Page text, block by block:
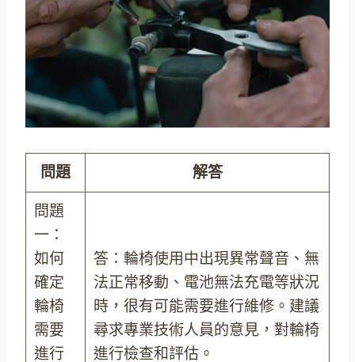
問題 解答
問題
一：
如何
確定
輪椅
需要
進行
答：輪椅使用中出現異常聲音、無
法正常移動、電池無法充電等狀況
時，很有可能需要進行維修。建議
尋求專業技術人員的意見，對輪椅
進行檢查和評估。